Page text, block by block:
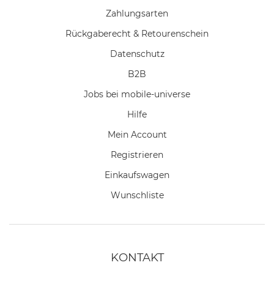
Zahlungsarten
Rückgaberecht & Retourenschein
Datenschutz
B2B
Jobs bei mobile-universe
Hilfe
Mein Account
Registrieren
Einkaufswagen
Wunschliste
KONTAKT